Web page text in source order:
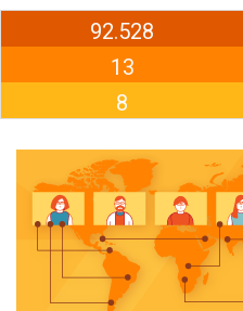
92.528
13
8